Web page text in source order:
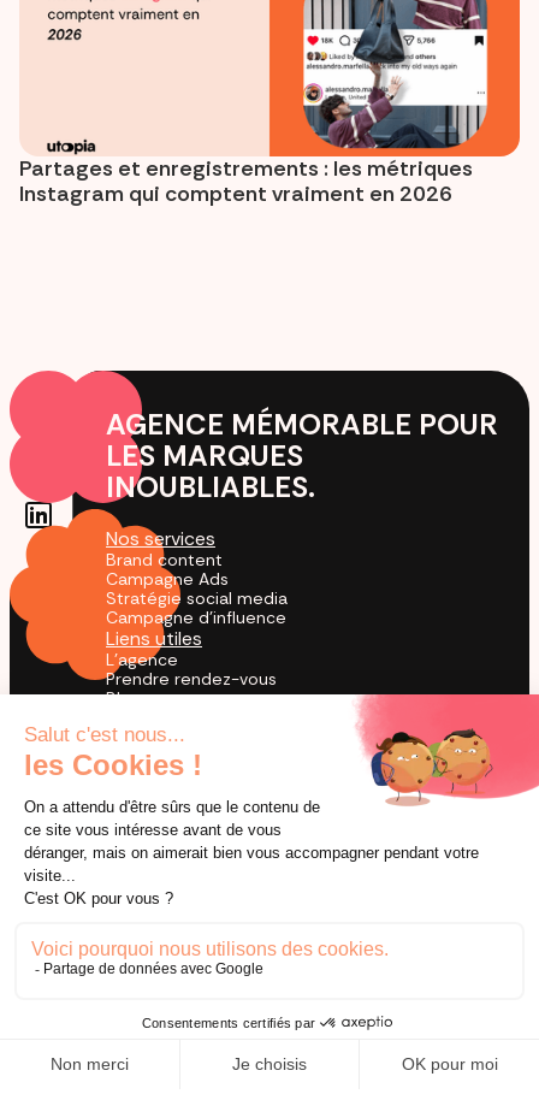
Partages et enregistrements : les métriques
Instagram qui comptent vraiment en 2026
AGENCE MÉMORABLE POUR
LES MARQUES
INOUBLIABLES.
Nos services
Brand content
Campagne Ads
Stratégie social media
Campagne d'influence
Liens utiles
L'agence
Prendre rendez-vous
Blog
Agence TikTok
by creators for creation
© 2026 Utopia. Tous droits réservés.
Mentions légales
Confidentialité